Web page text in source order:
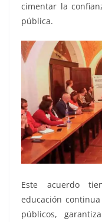
cimentar la
pública.
Este acuerdo
educación
públicos,